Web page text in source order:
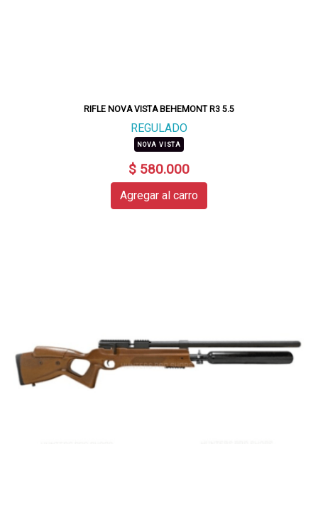
RIFLE NOVA VISTA BEHEMONT R3 5.5
REGULADO
NOVA VISTA
$ 580.000
Agregar al carro